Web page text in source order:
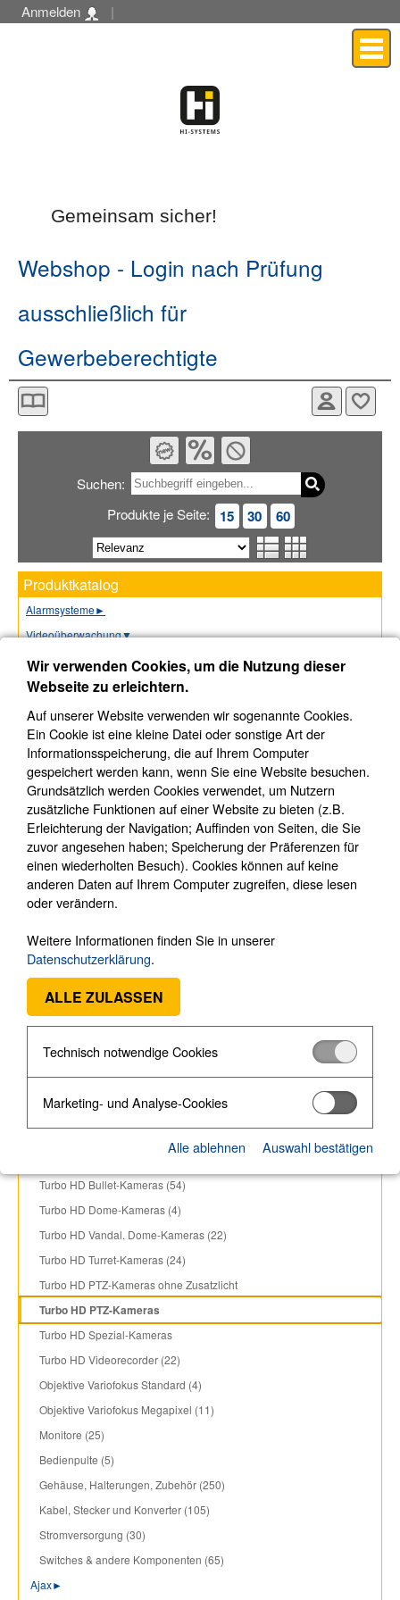
Gemeinsam sicher!
Webshop - Login nach Prüfung
ausschließlich für
Gewerbeberechtigte
Suchen:
Produkte je Seite:
15 30 60
Produktkatalog
Alarmsysteme►
Videoüberwachung▼
Vorführgeräte
Hikvision▼
IP Bullet-Kameras (274)
IP WLAN Bullet-Kameras (5)
IP Dome-Kameras (193)
IP WLAN Dome-Kameras (9)
IP Dome-Kameras ohne Zusatzlicht (4)
IP Turret-Kameras (111)
IP Kennzeichenerkennungs-Kameras (26)
IP Box-Kameras (4)
IP Cube-Kameras (4)
IP WLAN Cube-Kameras (2)
IP Fisheye-Kameras (8)
IP PTZ-Kameras ohne Zusatzlicht (3)
IP Videorecorder (85)
Turbo HD Bullet-Kameras (54)
Turbo HD Dome-Kameras (4)
Turbo HD Vandal. Dome-Kameras (22)
Turbo HD Turret-Kameras (24)
Turbo HD PTZ-Kameras ohne Zusatzlicht
Turbo HD PTZ-Kameras
Turbo HD Spezial-Kameras
Turbo HD Videorecorder (22)
Objektive Variofokus Standard (4)
Objektive Variofokus Megapixel (11)
Monitore (25)
Bedienpulte (5)
Gehäuse, Halterungen, Zubehör (250)
Kabel, Stecker und Konverter (105)
Stromversorgung (30)
Switches & andere Komponenten (65)
Ajax►
Anmelden |
Wir verwenden Cookies, um die Nutzung dieser
Webseite zu erleichtern.
Auf unserer Website verwenden wir sogenannte Cookies.
Ein Cookie ist eine kleine Datei oder sonstige Art der
Informationsspeicherung, die auf Ihrem Computer
gespeichert werden kann, wenn Sie eine Website besuchen.
Grundsätzlich werden Cookies verwendet, um Nutzern
zusätzliche Funktionen auf einer Website zu bieten (z.B.
Erleichterung der Navigation; Auffinden von Seiten, die Sie
zuvor angesehen haben; Speicherung der Präferenzen für
einen wiederholten Besuch). Cookies können auf keine
anderen Daten auf Ihrem Computer zugreifen, diese lesen
oder verändern.
Weitere Informationen finden Sie in unserer
Datenschutzerklärung.
ALLE ZULASSEN
Technisch notwendige Cookies
Marketing- und Analyse-Cookies
Alle ablehnen Auswahl bestätigen